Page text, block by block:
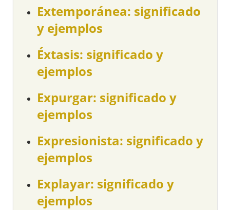
Extemporánea: significado
y ejemplos
Éxtasis: significado y
ejemplos
Expurgar: significado y
ejemplos
Expresionista: significado y
ejemplos
Explayar: significado y
ejemplos